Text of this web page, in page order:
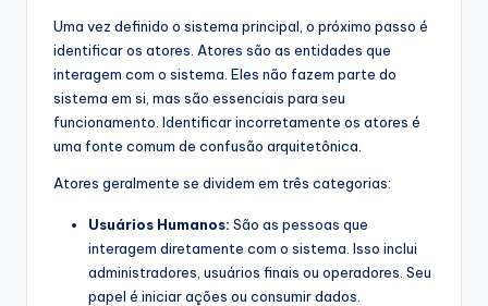
Uma vez definido o sistema principal, o próximo passo é
identificar os atores. Atores são as entidades que
interagem com o sistema. Eles não fazem parte do
sistema em si, mas são essenciais para seu
funcionamento. Identificar incorretamente os atores é
uma fonte comum de confusão arquitetônica.
Atores geralmente se dividem em três categorias:
Usuários Humanos: São as pessoas que
interagem diretamente com o sistema. Isso inclui
administradores, usuários finais ou operadores. Seu
papel é iniciar ações ou consumir dados.